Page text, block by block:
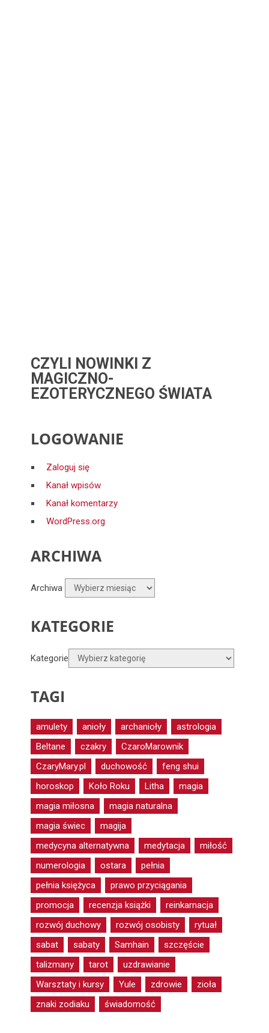
CZYLI NOWINKI Z
MAGICZNO-
EZOTERYCZNEGO ŚWIATA
LOGOWANIE
Zaloguj się
Kanał wpisów
Kanał komentarzy
WordPress.org
ARCHIWA
Archiwa
KATEGORIE
Kategorie
TAGI
amulety anioły archanioły
astrologia
Beltane
czakry
CzaroMarownik
CzaryMary.pl
duchowość
feng shui
horoskop
Koło Roku Litha
magia
magia miłosna
magia naturalna
magia świec
magija
medycyna alternatywna
medytacja
miłość
numerologia
ostara
pełnia
pełnia księżyca
prawo przyciągania
promocja
recenzja książki
reinkarnacja
rozwój duchowy
rozwój osobisty
rytuał
sabat
sabaty Samhain
szczęście
talizmany
tarot
uzdrawianie
Warsztaty i kursy
Yule zdrowie
zioła
znaki zodiaku
świadomość